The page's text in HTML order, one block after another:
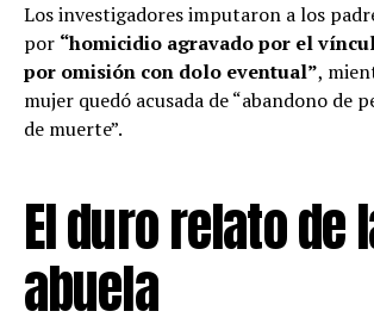
Los investigadores imputaron a los
por “homicidio agravado por el
por omisión con dolo eventual”,
mujer quedó acusada de “abandono de
de muerte”.
El duro relato de
abuela